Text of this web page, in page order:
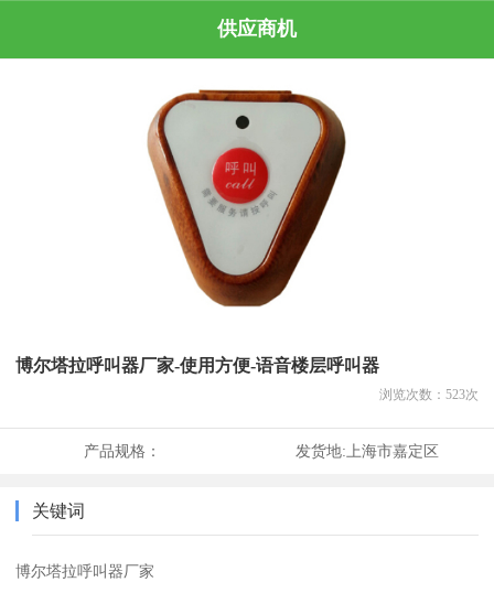
供应商机
博尔塔拉呼叫器厂家-使用方便-语音楼层呼叫器
浏览次数： 523次
产品规格： 发货地:上海市嘉定区
关键词
博尔塔拉呼叫器厂家